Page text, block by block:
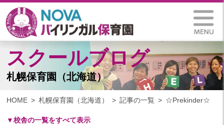
スクールブログ
札幌保育園（北海道）
HOME 札幌保育園（北海道） 記事の一覧 ☆Prekinder☆
▼校舎の一覧をすべて表示